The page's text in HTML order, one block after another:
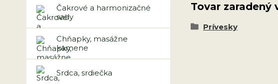
Čakrové a harmonizačné
sady
Chňapky, masážne
kamene
Srdca, srdiečka
Tovar zaradený
Prívesky